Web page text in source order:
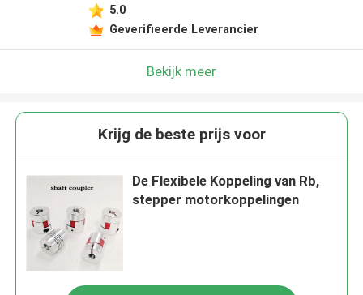
5.0
Geverifieerde Leverancier
Bekijk meer
Krijg de beste prijs voor
De Flexibele Koppeling van Rb,
stepper motorkoppelingen